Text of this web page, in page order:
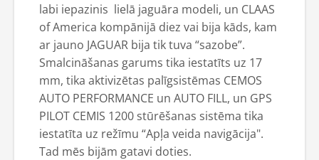
labi iepazinis lielā jaguāra modeli, un CLAAS
of America kompānijā diez vai bija kāds, kam
ar jauno JAGUAR bija tik tuva “sazobe”.
Smalcināšanas garums tika iestatīts uz 17
mm, tika aktivizētas palīgsistēmas CEMOS
AUTO PERFORMANCE un AUTO FILL, un GPS
PILOT CEMIS 1200 stūrēšanas sistēma tika
iestatīta uz režīmu “Apļa veida navigācija".
Tad mēs bijām gatavi doties.